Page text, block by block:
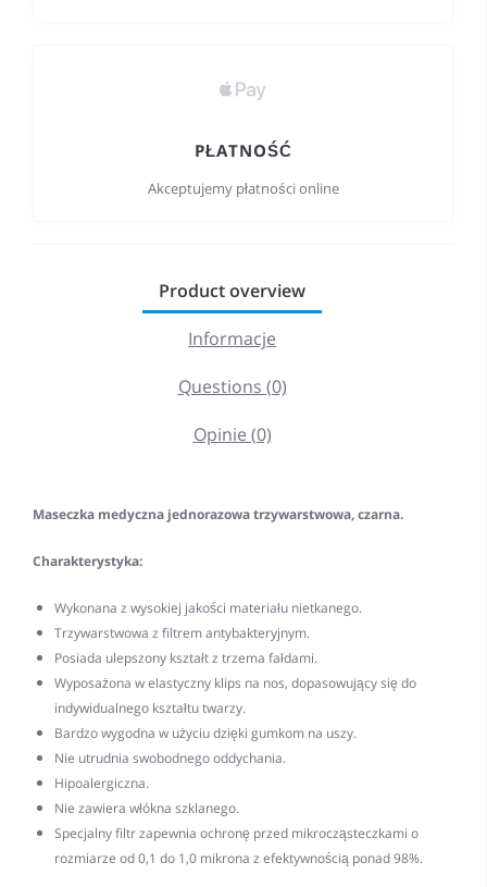
PŁATNOŚĆ
Akceptujemy płatności online
Product overview
Informacje
Questions (0)
Opinie (0)
Maseczka medyczna jednorazowa trzywarstwowa, czarna.
Charakterystyka:
Wykonana z wysokiej jakości materiału nietkanego.
Trzywarstwowa z filtrem antybakteryjnym.
Posiada ulepszony kształt z trzema fałdami.
Wyposażona w elastyczny klips na nos, dopasowujący się do
indywidualnego kształtu twarzy.
Bardzo wygodna w użyciu dzięki gumkom na uszy.
Nie utrudnia swobodnego oddychania.
Hipoalergiczna.
Nie zawiera włókna szklanego.
Specjalny filtr zapewnia ochronę przed mikrocząsteczkami o
rozmiarze od 0,1 do 1,0 mikrona z efektywnością ponad 98%.